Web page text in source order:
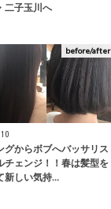
二子玉川へ
before/after
グからボブへバッサリス
チェンジ！！春は髪型を
新しい気持…